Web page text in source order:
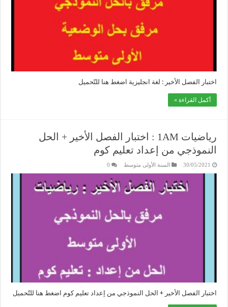
اختبار الفصل الأخير : لغة انجليزية اضغط هنا للتّحميل
أكمل القراءة »
رياضيات 1AM : اختبار الفصل الأخير + الحل
النموذجي من إعداد تعليم كوم
30/05/2021 السنة الأولى متوسط 0
اختبار الفصل الأخير + الحل النموذجي من إعداد تعليم كوم اضغط هنا للتّحميل